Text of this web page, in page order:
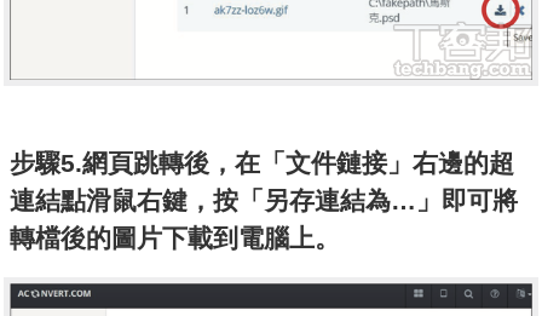
步驟5.網頁跳轉後，在「文件鏈接」右邊的超
連結點滑鼠右鍵，按「另存連結為…」即可將
轉檔後的圖片下載到電腦上。